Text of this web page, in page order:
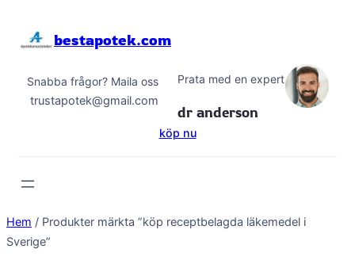
bestapotek.com
Snabba frågor? Maila oss
trustapotek@gmail.com
Prata med en expert
dr anderson
köp nu
Hem / Produkter märkta ”köp receptbelagda läkemedel i
Sverige”